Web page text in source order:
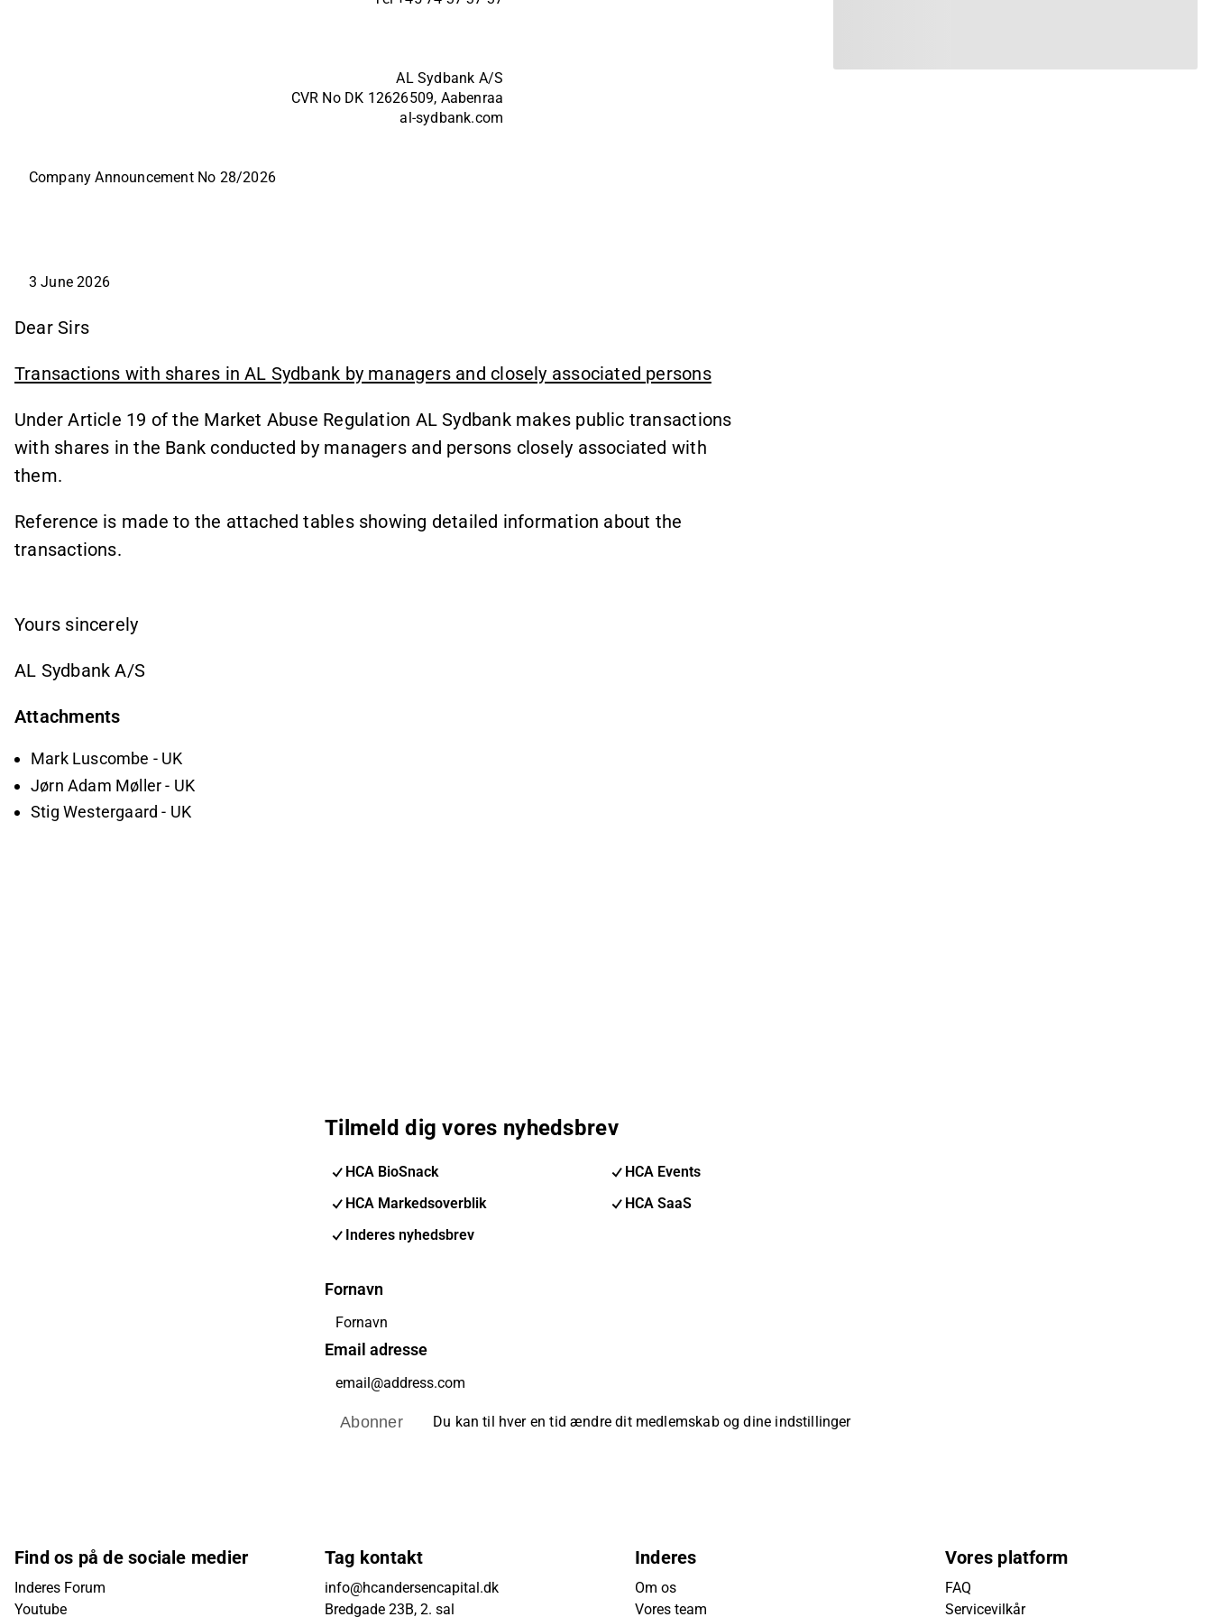
Company Announcement No 28/2026
AL Sydbank A/S
CVR No DK 12626509, Aabenraa
al-sydbank.com
3 June 2026
Dear Sirs
Transactions with shares in AL Sydbank by managers and closely associated persons
Under Article 19 of the Market Abuse Regulation AL Sydbank makes public transactions
with shares in the Bank conducted by managers and persons closely associated with
them.
Reference is made to the attached tables showing detailed information about the
transactions.
Yours sincerely
AL Sydbank A/S
Attachments
Mark Luscombe - UK
Jørn Adam Møller - UK
Stig Westergaard - UK
Tilmeld dig vores nyhedsbrev
HCA BioSnack
HCA Events
HCA Markedsoverblik
HCA SaaS
Inderes nyhedsbrev
Fornavn
Email adresse
Abonner Du kan til hver en tid ændre dit medlemskab og dine indstillinger
Find os på de sociale medier
Inderes Forum
Youtube
Tag kontakt
info@hcandersencapital.dk
Bredgade 23B, 2. sal
Inderes
Om os
Vores team
Vores platform
FAQ
Servicevilkår